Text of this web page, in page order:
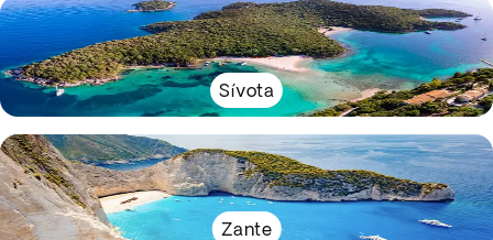
Sívota
Zante